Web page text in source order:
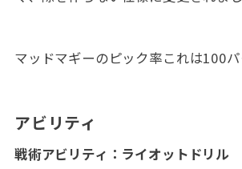
マッドマギーのピック率これは100
アビリティ
戦術アビリティ：ライオットドリル